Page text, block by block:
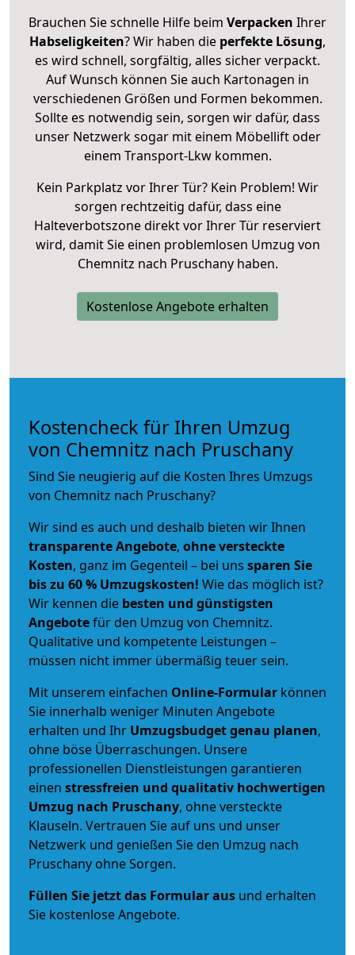
Brauchen Sie schnelle Hilfe beim Verpacken Ihrer
Habseligkeiten? Wir haben die perfekte Lösung,
es wird schnell, sorgfältig, alles sicher verpackt.
Auf Wunsch können Sie auch Kartonagen in
verschiedenen Größen und Formen bekommen.
Sollte es notwendig sein, sorgen wir dafür, dass
unser Netzwerk sogar mit einem Möbellift oder
einem Transport-Lkw kommen.
Kein Parkplatz vor Ihrer Tür? Kein Problem! Wir
sorgen rechtzeitig dafür, dass eine
Halteverbotszone direkt vor Ihrer Tür reserviert
wird, damit Sie einen problemlosen Umzug von
Chemnitz nach Pruschany haben.
Kostenlose Angebote erhalten
Kostencheck für Ihren Umzug
von Chemnitz nach Pruschany
Sind Sie neugierig auf die Kosten Ihres Umzugs
von Chemnitz nach Pruschany?
Wir sind es auch und deshalb bieten wir Ihnen
transparente Angebote, ohne versteckte
Kosten, ganz im Gegenteil – bei uns sparen Sie
bis zu 60 % Umzugskosten! Wie das möglich ist?
Wir kennen die besten und günstigsten
Angebotefür den Umzug von Chemnitz.
Qualitative und kompetente Leistungen –
müssen nicht immer übermäßig teuer sein.
Mit unserem einfachen Online-Formular können
Sie innerhalb weniger Minuten Angebote
erhalten und Ihr Umzugsbudgetgenau planen,
ohne böse Überraschungen. Unsere
professionellen Dienstleistungen garantieren
einen stressfreien und qualitativ hochwertigen
Umzug nach Pruschany, ohne versteckte
Klauseln. Vertrauen Sie auf uns und unser
Netzwerk und genießen Sie den Umzug nach
Pruschany ohne Sorgen.
Füllen Sie jetzt das Formular aus und erhalten
Sie kostenlose Angebote.